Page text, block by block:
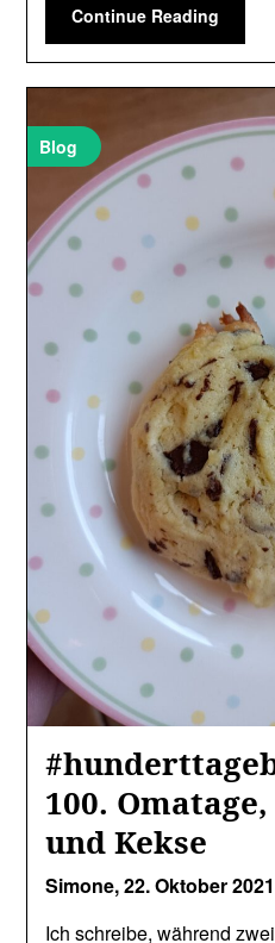
Continue Reading
Blog
100.
und Kekse
Simone,22. Oktober 2021
Ich schreibe, während